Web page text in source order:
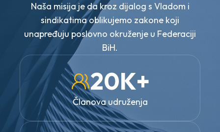
Naša misija je da kroz dijalog s Vladom i
sindikatima oblikujemo zakone koji
unapređuju poslovno okruženje u Federaciji
BiH.
20K+
Članova udruženja